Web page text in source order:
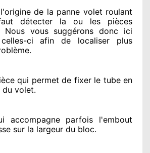
de la panne volet roulant
détecter la ou les pièces
Nous vous suggérons donc ici
ci afin de localiser plus
.
qui permet de fixer le tube en
volet.
accompagne parfois l'embout
sur la largeur du bloc.